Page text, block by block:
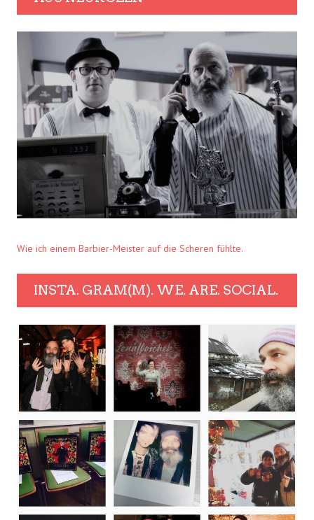
Wie ich einem Barbier-Meister auf die Scheren fühlte.
INSTA. GRAM(M). WE. ARE. SOCIAL.